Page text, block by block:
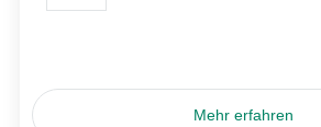
Mehr erfahren